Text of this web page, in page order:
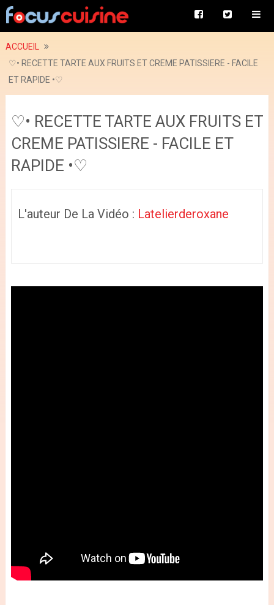
ACCUEIL
♡• RECETTE TARTE AUX FRUITS ET CREME PATISSIERE - FACILE
ET RAPIDE •♡
♡• RECETTE TARTE AUX FRUITS ET
CREME PATISSIERE - FACILE ET
RAPIDE •♡
L'auteur De La Vidéo : Latelierderoxane